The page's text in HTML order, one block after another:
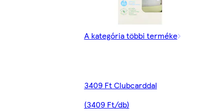
A kategória többi terméke
3409 Ft Clubcarddal
(3409 Ft/db)